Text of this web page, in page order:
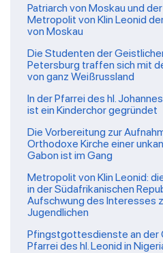
Patriarch von Moskau und der
Metropolit von Klin Leonid
von Moskau
Die Studenten der
Petersburg traffen sich mit
von ganz Weißrussland
In der Pfarrei des hl.
ist ein Kinderchor gegründet
Die Vorbereitung zur
Orthodoxe Kirche einer
Gabon ist im Gang
Metropolit von Klin Leonid:
in der Südafrikanischen
Aufschwung des Interesses
Jugendlichen
Pfingstgottesdienste an der
Pfarrei des hl. Leonid in